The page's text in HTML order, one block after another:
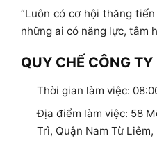
“Luôn có cơ hội thăng
những ai có năng lực, tâm
QUY CHẾ CÔNG TY
Thời gian làm việc:
Địa điểm làm việc: 58
Trì, Quận Nam Từ Liêm,